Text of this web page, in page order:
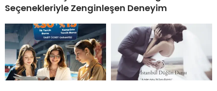
Seçenekleriyle Zenginleşen Deneyim